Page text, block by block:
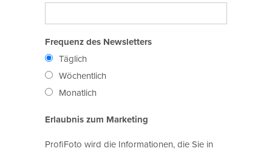
Frequenz des Newsletters
Täglich
Wöchentlich
Monatlich
Erlaubnis zum Marketing
ProfiFoto wird die Informationen, die Sie in